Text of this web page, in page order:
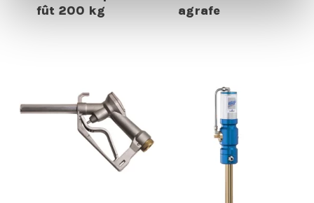
fût 200 kg
agrafe